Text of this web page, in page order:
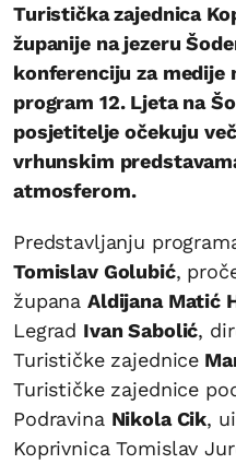
Turistička zajednica
županije na jezeru
konferenciju za medije
program 12. Ljeta na
posjetitelje očekuju
vrhunskim
atmosferom.
Predstavljanju
Tomislav Golubić,
župana Aldijana Matić
Legrad Ivan Sabolić,
Turističke zajednice
Turističke zajednice
Podravina Nikola Cik,
Koprivnica Tomislav